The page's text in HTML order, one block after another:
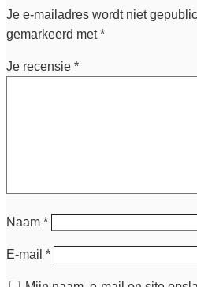
Je e-mailadres wordt niet
gemarkeerd met*
Je recensie *
Naam *
E-mail *